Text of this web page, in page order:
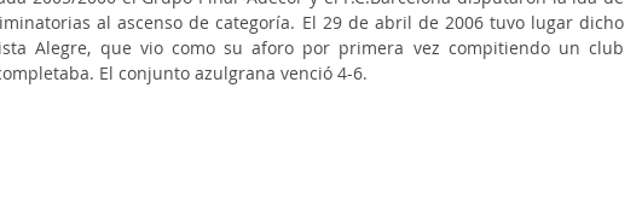
al ascenso de categoría. El 29 de abril de 2006 tuvo lugar dicho
Alegre, que vio como su aforo por primera vez compitiendo un club
El conjunto azulgrana venció 4-6.